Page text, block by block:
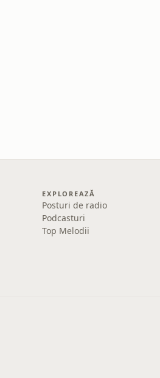
EXPLOREAZĂ
Posturi de radio
Podcasturi
Top Melodii